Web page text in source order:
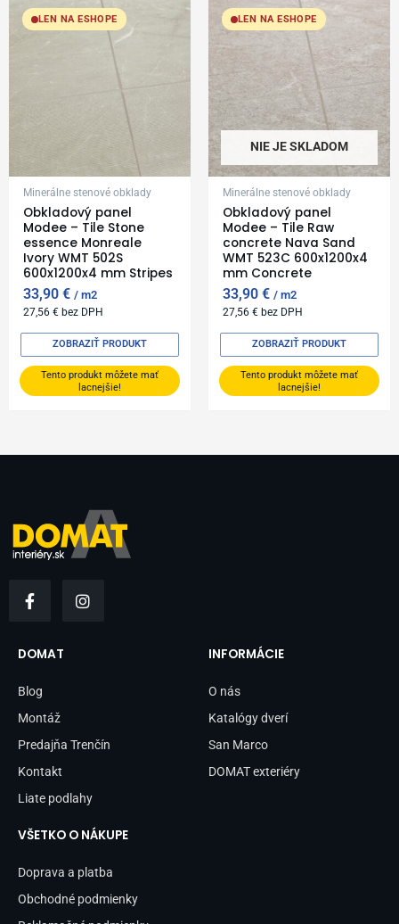
LEN NA ESHOPE
Minerálne stenové obklady
Obkladový panel
Modee – Tile Stone
essence Monreale
Ivory WMT 502S
600x1200x4 mm Stripes
33,90€ m2
27,56€ bez DPH
Tento produkt môžete mať
lacnejšie!
ZOBRAZIŤ PRODUKT
LEN NA ESHOPE
NIE JE SKLADOM
Minerálne stenové obklady
Obkladový panel
Modee – Tile Raw
concrete Nava Sand
WMT 523C 600x1200x4
mm Concrete
33,90€ m2
27,56€ bez DPH
Tento produkt môžete mať
lacnejšie!
ZOBRAZIŤ PRODUKT
a
b
o
k
-
n
DOMAT
Blog
Montáž
Predajňa Trenčín
Kontakt
Liate podlahy
INFORMÁCIE
O nás
Katalógy dverí
San Marco
DOMAT exteriéry
VŠETKO O NÁKUPE
Doprava a platba
Obchodné podmienky